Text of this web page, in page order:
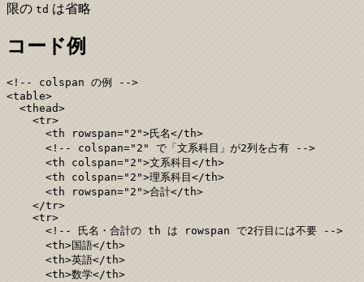
限の td は省略
コード例
<!-- colspan の例 -->
<table>
  <thead>
    <tr>
      <th rowspan="2">氏名</th>
      <!-- colspan="2" で「文系科目」が2列を占有 -->
      <th colspan="2">文系科目</th>
      <th colspan="2">理系科目</th>
      <th rowspan="2">合計</th>
    </tr>
    <tr>
      <!-- 氏名・合計の th は rowspan で2行目には不要 -->
      <th>国語</th>
      <th>英語</th>
      <th>数学</th>